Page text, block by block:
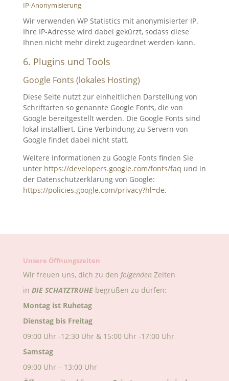
IP-Anonymisierung
Wir verwenden WP Statistics mit anonymisierter IP.
Ihre IP-Adresse wird dabei gekürzt, sodass diese
Ihnen nicht mehr direkt zugeordnet werden kann.
6. Plugins und Tools
Google Fonts (lokales Hosting)
Diese Seite nutzt zur einheitlichen Darstellung von
Schriftarten so genannte Google Fonts, die von
Google bereitgestellt werden. Die Google Fonts sind
lokal installiert. Eine Verbindung zu Servern von
Google findet dabei nicht statt.
Weitere Informationen zu Google Fonts finden Sie
unter https://developers.google.com/fonts/faq und in
der Datenschutzerklärung von Google:
https://policies.google.com/privacy?hl=de.
Unsere Öffnungszeiten
Wir freuen uns, dich zu den folgenden Zeiten
in DIE SCHATZTRUHEbegrüßen zu dürfen:
Montag ist Ruhetag
Dienstag bis Freitag
09:00 Uhr -12:30 Uhr & 15:00 Uhr -17:00 Uhr
Samstag
09:00 Uhr – 13:00 Uhr